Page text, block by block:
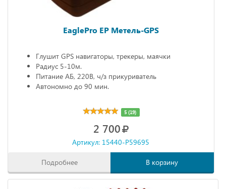
EaglePro EP Метель-GPS
Глушит GPS навигаторы, трекеры, маячки
Радиус 5-10м.
Питание АБ, 220В, ч/з прикуриватель
Автономно до 90 мин.
5 (19)
2 700
Артикул: 15440-P59695
Подробнее В корзину